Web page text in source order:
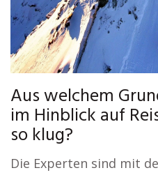
Aus welchem
im Hinblick auf
so klug?
Die Experten sind mit